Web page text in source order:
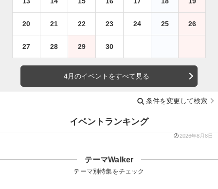
20 21 22 23 24 25 26
27 28 29 30
4月のイベントをすべて見る
条件を変更して検索
イベントランキング
2026年8月8日
テーマWalker
テーマ別特集をチェック